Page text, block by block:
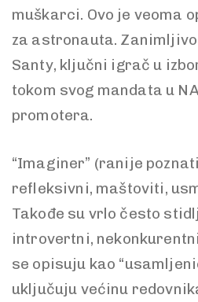
muškarci. Ovo je veoma
za astronauta.
Santy, ključni igrač u
tokom svog mandata u
promotera.
“Imaginer” (ranije
refleksivni, maštoviti,
Takođe su vrlo često
introvertni,
se opisuju kao
uključuju većinu